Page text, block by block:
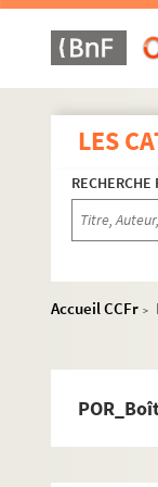
LES
RECHERCHE
Accueil CCFr >
Collection
POR
POR
POR
POR
POR